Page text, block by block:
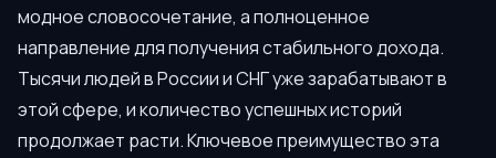
модное словосочетание, а полноценное
направление для получения стабильного дохода.
Тысячи людей в России и СНГ уже зарабатывают в
этой сфере, и количество успешных историй
продолжает расти. Ключевое преимущество эта